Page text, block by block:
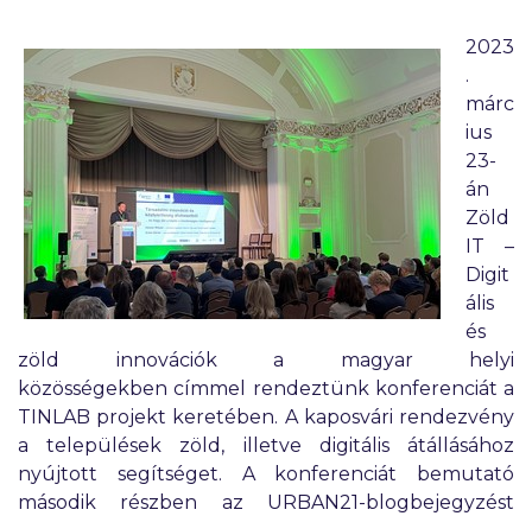
2023
.
márc
ius
23-
án
Zöld
IT –
Digit
ális
és
zöld innovációk a magyar helyi
közösségekben címmel rendeztünk konferenciát a
TINLAB projekt keretében. A kaposvári rendezvény
a települések zöld, illetve digitális átállásához
nyújtott segítséget. A konferenciát bemutató
második részben az URBAN21-blogbejegyzést